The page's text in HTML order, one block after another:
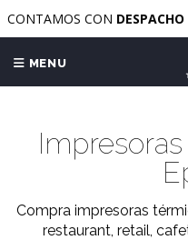
CONTAMOS CON
MENU
Compra impresoras
restaurant, retail,